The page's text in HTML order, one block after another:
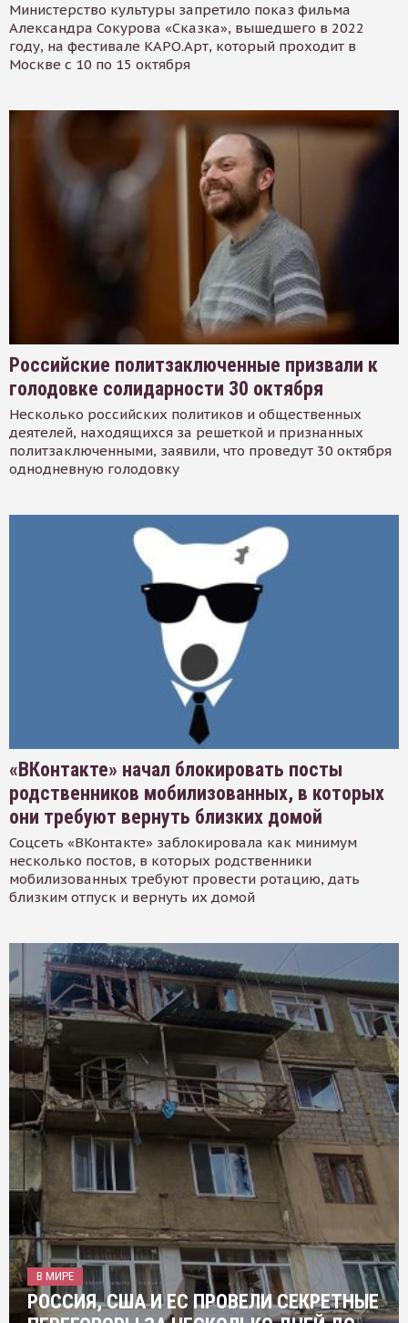
Министерство культуры запретило показ фильма
Александра Сокурова «Сказка», вышедшего в 2022
году, на фестивале КАРО.Арт, который проходит в
Москве с 10 по 15 октября
Российские политзаключенные призвали к
голодовке солидарности 30 октября
Несколько российских политиков и общественных
деятелей, находящихся за решеткой и признанных
политзаключенными, заявили, что проведут 30 октября
однодневную голодовку
«ВКонтакте» начал блокировать посты
родственников мобилизованных, в которых
они требуют вернуть близких домой
Соцсеть «ВКонтакте» заблокировала как минимум
несколько постов, в которых родственники
мобилизованных требуют провести ротацию, дать
близким отпуск и вернуть их домой
В МИРЕ
РОССИЯ, США И ЕС ПРОВЕЛИ СЕКРЕТНЫЕ